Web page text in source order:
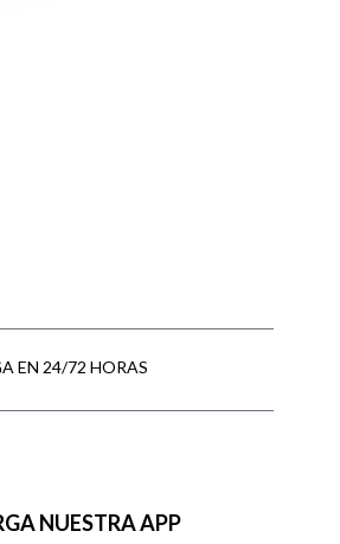
EN 24/72 HORAS
NUESTRA APP